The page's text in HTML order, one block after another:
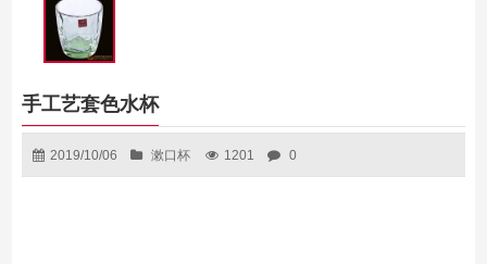
手工艺套色水杯
2019/10/06 漱口杯 1201 0